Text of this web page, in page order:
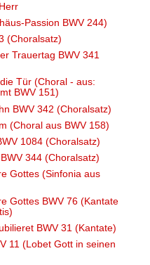
Passion BWV 244)
(Choralsatz)
Trauertag BWV 341
Tür (Choral - aus:
BWV 151)
BWV 342 (Choralsatz)
(Choral aus BWV 158)
1084 (Choralsatz)
344 (Choralsatz)
Gottes (Sinfonia aus
Gottes BWV 76 (Kantate
BWV 31 (Kantate)
11 (Lobet Gott in seinen